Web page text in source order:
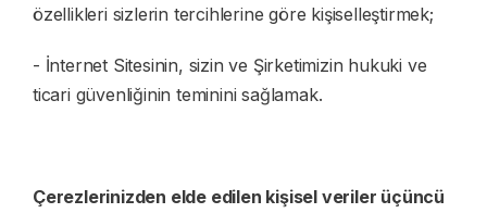
özellikleri sizlerin tercihlerine göre kişiselleştirmek;
- İnternet Sitesinin, sizin ve Şirketimizin hukuki ve
ticari güvenliğinin teminini sağlamak.
Çerezlerinizden elde edilen kişisel veriler üçüncü